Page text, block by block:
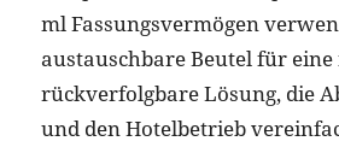
ml Fassungsvermögen
austauschbare Beutel für
rückverfolgbare Lösung, die
und den Hotelbetrieb